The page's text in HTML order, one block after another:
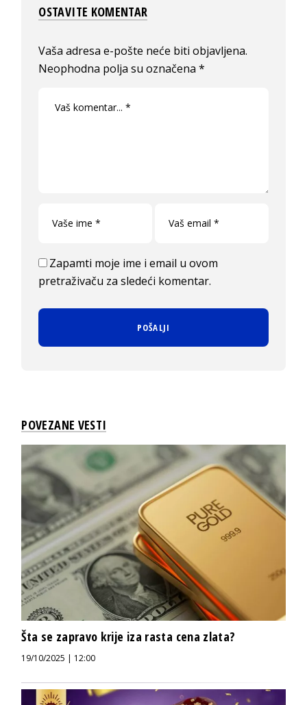
OSTAVITE KOMENTAR
Vaša adresa e-pošte neće biti objavljena.
Neophodna polja su označena*
Zapamti moje ime i email u ovom
pretraživaču za sledeći komentar.
POVEZANE VESTI
Šta se zapravo krije iza rasta cena zlata?
19/10/2025 | 12:00